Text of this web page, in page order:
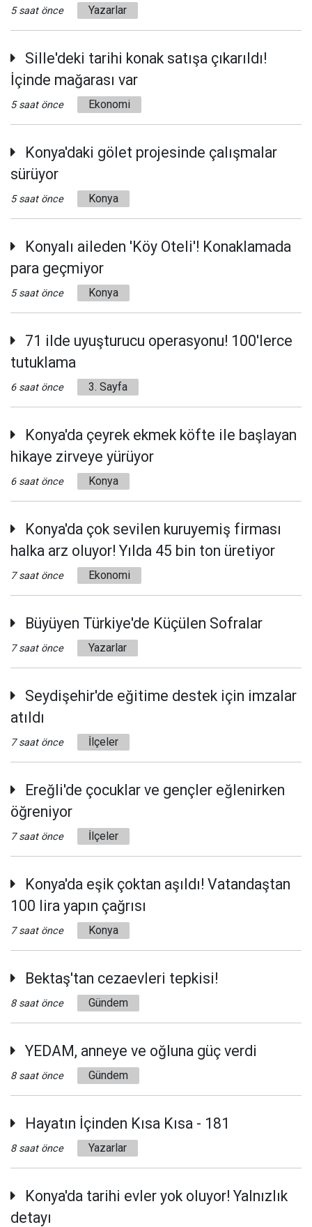
5 saat önce Yazarlar
Sille'deki tarihi konak satışa çıkarıldı!
İçinde mağarası var
5 saat önce Ekonomi
Konya'daki gölet projesinde çalışmalar
sürüyor
5 saat önce Konya
Konyalı aileden 'Köy Oteli'! Konaklamada
para geçmiyor
5 saat önce Konya
71 ilde uyuşturucu operasyonu! 100'lerce
tutuklama
6 saat önce 3. Sayfa
Konya'da çeyrek ekmek köfte ile başlayan
hikaye zirveye yürüyor
6 saat önce Konya
Konya'da çok sevilen kuruyemiş firması
halka arz oluyor! Yılda 45 bin ton üretiyor
7 saat önce Ekonomi
Büyüyen Türkiye'de Küçülen Sofralar
7 saat önce Yazarlar
Seydişehir'de eğitime destek için imzalar
atıldı
7 saat önce İlçeler
Ereğli'de çocuklar ve gençler eğlenirken
öğreniyor
7 saat önce İlçeler
Konya'da eşik çoktan aşıldı! Vatandaştan
100 lira yapın çağrısı
7 saat önce Konya
Bektaş'tan cezaevleri tepkisi!
8 saat önce Gündem
YEDAM, anneye ve oğluna güç verdi
8 saat önce Gündem
Hayatın İçinden Kısa Kısa - 181
8 saat önce Yazarlar
Konya'da tarihi evler yok oluyor! Yalnızlık
detayı